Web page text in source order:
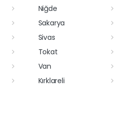
Niğde
Sakarya
Sivas
Tokat
Van
Kırklareli